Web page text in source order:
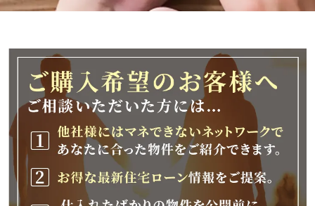
2026年1月9日(金)以降、順次対応させて頂きま
す。
ご不便をおかけいたしますが、何卒ご理解の程
よろしくお願いいたします。